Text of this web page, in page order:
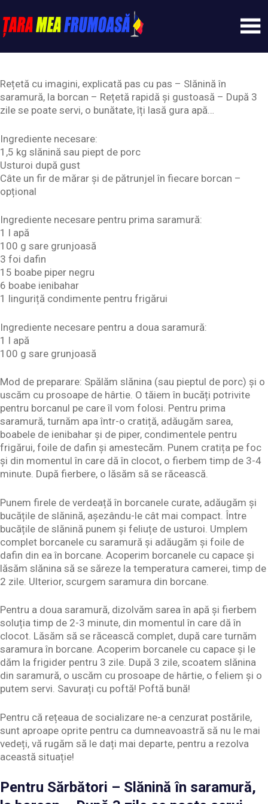
to
content
Tarameafrumoasa
Rețetă cu imagini, explicată pas cu pas – Slănină în
saramură, la borcan – Rețetă rapidă și gustoasă – După 3
zile se poate servi, o bunătate, îți lasă gura apă…
Ingrediente necesare:
1,5 kg slănină sau piept de porc
Usturoi după gust
Câte un fir de mărar și de pătrunjel în fiecare borcan –
opțional
Ingrediente necesare pentru prima saramură:
1 l apă
100 g sare grunjoasă
3 foi dafin
15 boabe piper negru
6 boabe ienibahar
1 linguriță condimente pentru frigărui
Ingrediente necesare pentru a doua saramură:
1 l apă
100 g sare grunjoasă
Mod de preparare: Spălăm slănina (sau pieptul de porc) și o
uscăm cu prosoape de hârtie. O tăiem în bucăți potrivite
pentru borcanul pe care îl vom folosi. Pentru prima
saramură, turnăm apa într-o cratiță, adăugăm sarea,
boabele de ienibahar și de piper, condimentele pentru
frigărui, foile de dafin și amestecăm. Punem cratița pe foc
și din momentul în care dă în clocot, o fierbem timp de 3-4
minute. După fierbere, o lăsăm să se răcească.
Punem firele de verdeață în borcanele curate, adăugăm și
bucățile de slănină, așezându-le cât mai compact. Între
bucățile de slănină punem și feliuțe de usturoi. Umplem
complet borcanele cu saramură și adăugăm și foile de
dafin din ea în borcane. Acoperim borcanele cu capace și
lăsăm slănina să se săreze la temperatura camerei, timp de
2 zile. Ulterior, scurgem saramura din borcane.
Pentru a doua saramură, dizolvăm sarea în apă și fierbem
soluția timp de 2-3 minute, din momentul în care dă în
clocot. Lăsăm să se răcească complet, după care turnăm
saramura în borcane. Acoperim borcanele cu capace și le
dăm la frigider pentru 3 zile. După 3 zile, scoatem slănina
din saramură, o uscăm cu prosoape de hârtie, o feliem și o
putem servi. Savurați cu poftă! Poftă bună!
Pentru că rețeaua de socializare ne-a cenzurat postările,
sunt aproape oprite pentru ca dumneavoastră să nu le mai
vedeți, vă rugăm să le dați mai departe, pentru a rezolva
această situație!
Pentru Sărbători – Slănină în saramură,